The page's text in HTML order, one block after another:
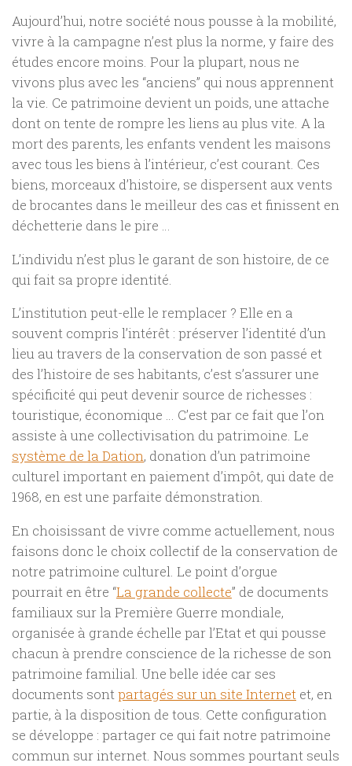
Aujourd’hui, notre société nous pousse à la mobilité,
vivre à la campagne n’est plus la norme, y faire des
études encore moins. Pour la plupart, nous ne
vivons plus avec les “anciens” qui nous apprennent
la vie. Ce patrimoine devient un poids, une attache
dont on tente de rompre les liens au plus vite. A la
mort des parents, les enfants vendent les maisons
avec tous les biens à l’intérieur, c’est courant. Ces
biens, morceaux d’histoire, se dispersent aux vents
de brocantes dans le meilleur des cas et finissent en
déchetterie dans le pire …
L’individu n’est plus le garant de son histoire, de ce
qui fait sa propre identité.
L’institution peut-elle le remplacer ? Elle en a
souvent compris l’intérêt : préserver l’identité d’un
lieu au travers de la conservation de son passé et
des l’histoire de ses habitants, c’est s’assurer une
spécificité qui peut devenir source de richesses :
touristique, économique … C’est par ce fait que l’on
assiste à une collectivisation du patrimoine. Le
système de la Dation, donation d’un patrimoine
culturel important en paiement d’impôt, qui date de
1968, en est une parfaite démonstration.
En choisissant de vivre comme actuellement, nous
faisons donc le choix collectif de la conservation de
notre patrimoine culturel. Le point d’orgue
pourrait en être “La grande collecte” de documents
familiaux sur la Première Guerre mondiale,
organisée à grande échelle par l’Etat et qui pousse
chacun à prendre conscience de la richesse de son
patrimoine familial. Une belle idée car ses
documents sontpartagés sur un site Internet et, en
partie, à la disposition de tous. Cette configuration
se développe : partager ce qui fait notre patrimoine
commun sur internet. Nous sommes pourtant seuls